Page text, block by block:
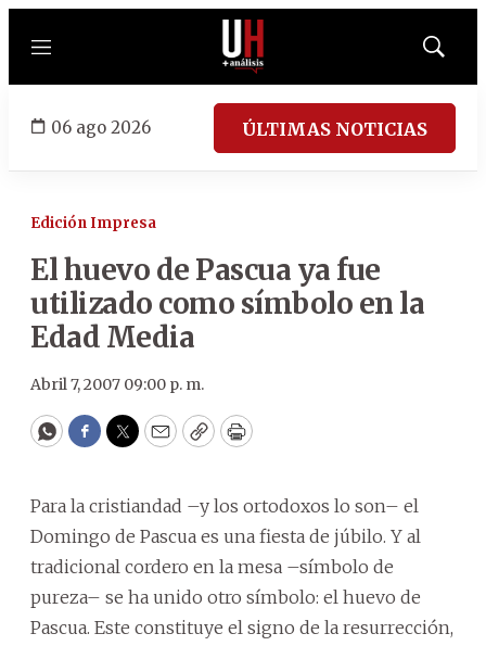
Menú
Mostrar
06 ago 2026 ÚLTIMAS NOTICIAS
Edición Impresa
El huevo de Pascua ya fue
utilizado como símbolo en la
Edad Media
Abril 7, 2007 09:00 p. m.
WhatsApp
Facebook
Twitter
EmailCopyPrint
Para la cristiandad –y los ortodoxos lo son– el
Domingo de Pascua es una fiesta de júbilo. Y al
tradicional cordero en la mesa –símbolo de
pureza– se ha unido otro símbolo: el huevo de
Pascua. Este constituye el signo de la resurrección,